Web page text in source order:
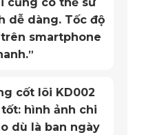
Thaco Frontier TF420V
dễ dàng. Tốc độ
smartphone
”
cốt lõi KD002
hình ảnh chi
dù là ban ngày